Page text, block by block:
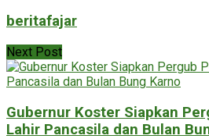
beritafajar
Next Post
Gubernur Koster Siapkan
Lahir Pancasila dan Bulan